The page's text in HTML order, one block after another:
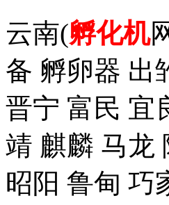
云南(孵化机
备 孵卵器 出
晋宁 富民 宜
靖 麒麟 马龙
昭阳 鲁甸 巧